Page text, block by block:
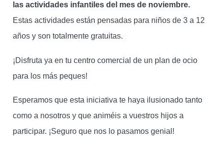
las actividades infantiles del mes de noviembre.
Estas actividades están pensadas para niños de 3 a 12
años y son totalmente gratuitas.
¡Disfruta ya en tu centro comercial de un plan de ocio
para los más peques!
Esperamos que esta iniciativa te haya ilusionado tanto
como a nosotros y que animéis a vuestros hijos a
participar. ¡Seguro que nos lo pasamos genial!